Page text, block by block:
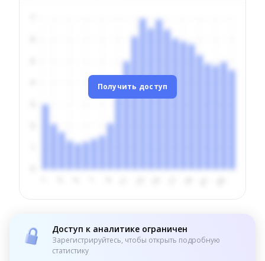
Получить доступ
Доступ к аналитике ограничен
Зарегистрируйтесь, чтобы открыть подробную
статистику